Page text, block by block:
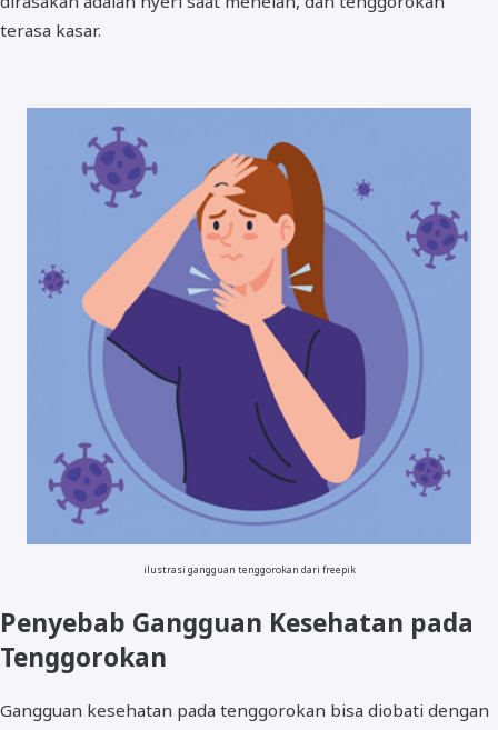
terasa kasar.
ilustrasi gangguan tenggorokan dari freepik
Penyebab Gangguan Kesehatan pada
Tenggorokan
Gangguan kesehatan pada tenggorokan bisa diobati dengan